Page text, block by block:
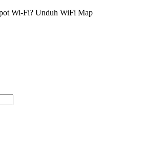
Wi-Fi? Unduh WiFi Map